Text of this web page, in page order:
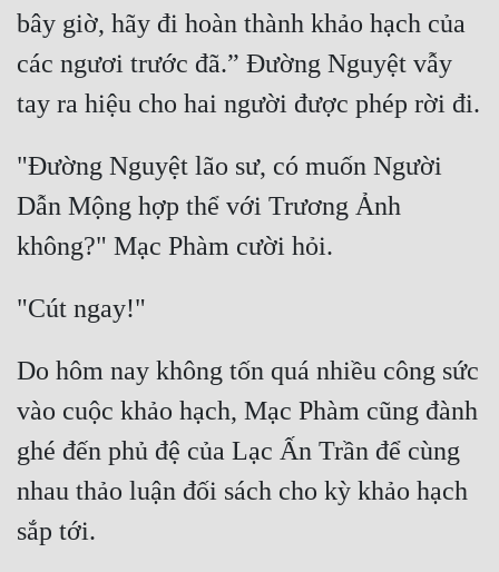
bây giờ, hãy đi hoàn thành khảo hạch của
các ngươi trước đã.” Đường Nguyệt vẫy
"Đường Nguyệt lão sư, có muốn Người
Dẫn Mộng hợp thể với Trương Ảnh
Do hôm nay không tốn quá nhiều công sức
vào cuộc khảo hạch, Mạc Phàm cũng đành
ghé đến phủ đệ của Lạc Ấn Trần để cùng
nhau thảo luận đối sách cho kỳ khảo hạch